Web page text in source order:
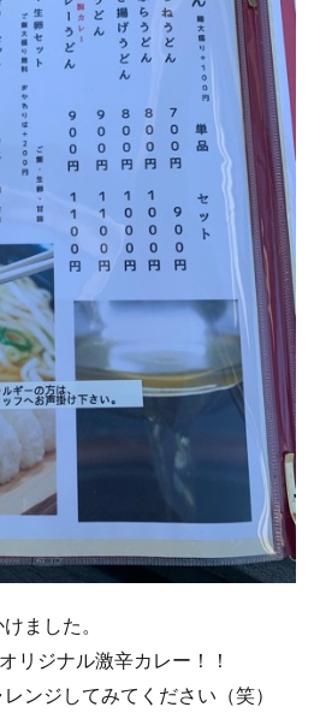
ました。
リジナル激辛カレー！！
ンジしてみてください（笑）